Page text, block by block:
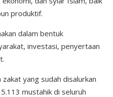
produktif.
dalam bentuk
investasi, penyertaan
yang sudah disalurkan
mustahik di seluruh